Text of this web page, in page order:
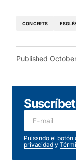
CONCERTS
Published
Pulsando el
privacidad y